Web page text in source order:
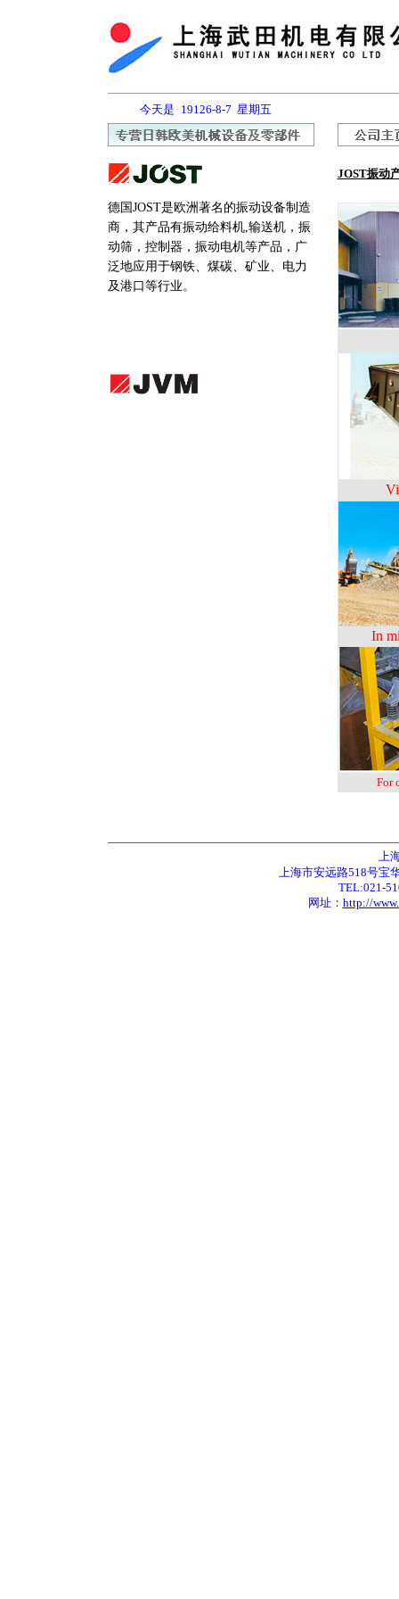
今天是 19126-8-7 星期五
德国JOST是欧洲著名的振动设备制造
商，其产品有振动给料机,输送机，振
动筛，控制器，振动电机等产品，广
泛地应用于钢铁、煤碳、矿业、电力
及港口等行业。
JOST振动
In
For
上
上海市安远路518号宝
TEL:021-
网址： http://